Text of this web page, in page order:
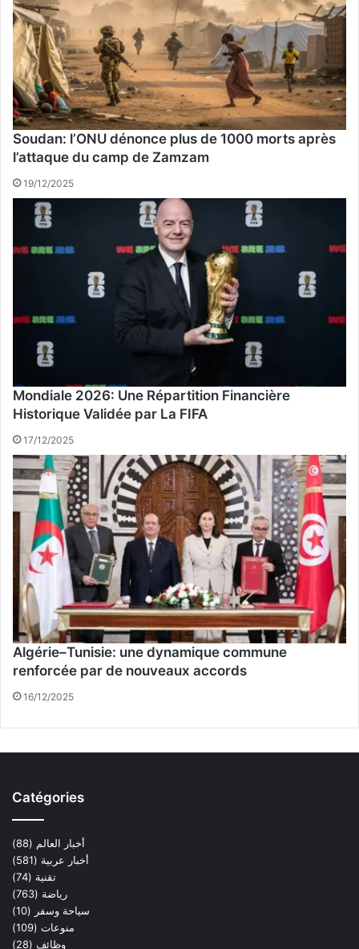
Soudan: l’ONU dénonce plus de 1000 morts après
l’attaque du camp de Zamzam
19/12/2025
Mondiale 2026: Une Répartition Financière
Historique Validée par La FIFA
17/12/2025
Algérie–Tunisie: une dynamique commune
renforcée par de nouveaux accords
16/12/2025
Catégories
أخبار العالم (88)
أخبار عربية (581)
تقنية (74)
رياضة (763)
سياحة وسفر (10)
منوعات (109)
وظائف (28)